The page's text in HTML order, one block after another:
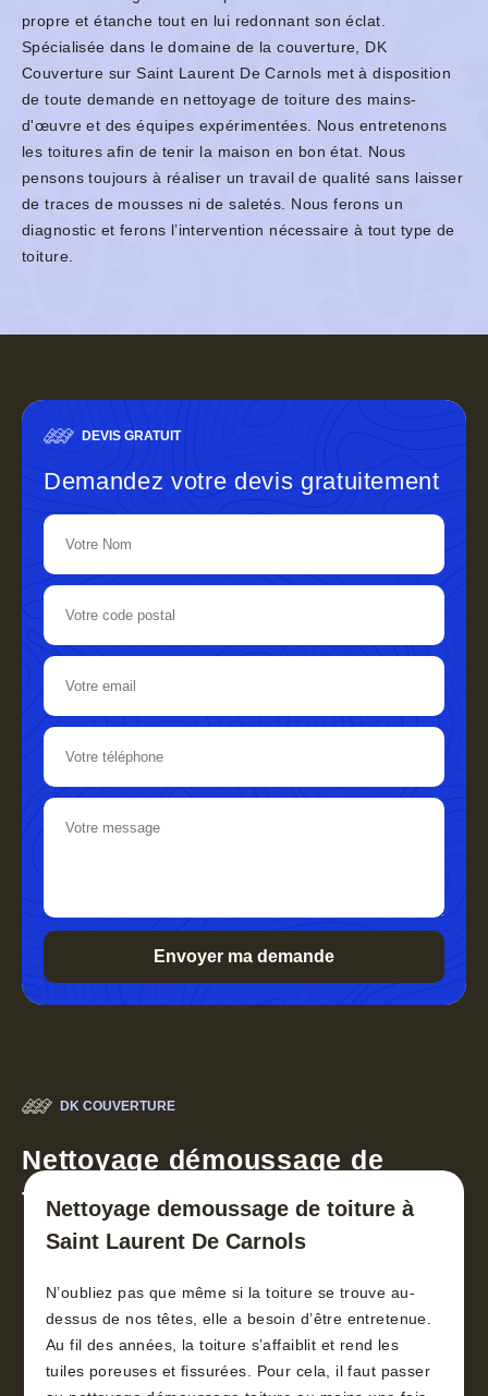
propre et étanche tout en lui redonnant son éclat.
Spécialisée dans le domaine de la couverture, DK
Couverture sur Saint Laurent De Carnols met à disposition
de toute demande en nettoyage de toiture des mains-
d'œuvre et des équipes expérimentées. Nous entretenons
les toitures afin de tenir la maison en bon état. Nous
pensons toujours à réaliser un travail de qualité sans laisser
de traces de mousses ni de saletés. Nous ferons un
diagnostic et ferons l’intervention nécessaire à tout type de
toiture.
DEVIS GRATUIT
Demandez votre devis gratuitement
DK COUVERTURE
Nettoyage démoussage de
toiture 30
Nettoyage demoussage de toiture à
Saint Laurent De Carnols
N’oubliez pas que même si la toiture se trouve au-
dessus de nos têtes, elle a besoin d’être entretenue.
Au fil des années, la toiture s’affaiblit et rend les
tuiles poreuses et fissurées. Pour cela, il faut passer